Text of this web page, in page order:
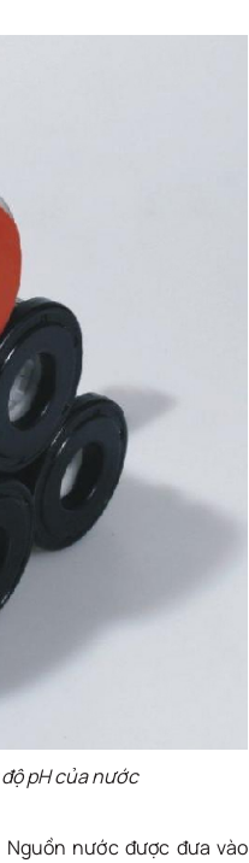
pH của nước
nước được đưa vào